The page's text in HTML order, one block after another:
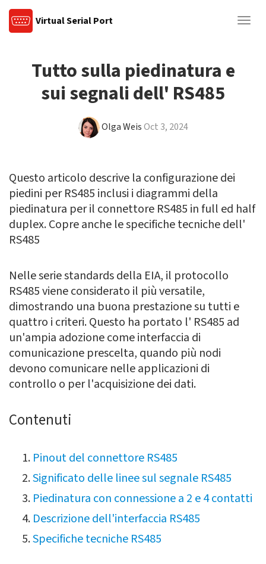
Virtual Serial Port
Tutto sulla piedinatura e
sui segnali dell' RS485
Olga WeisOct 3, 2024
Questo articolo descrive la configurazione dei
piedini per RS485 inclusi i diagrammi della
piedinatura per il connettore RS485 in full ed half
duplex. Copre anche le specifiche tecniche dell'
RS485
Nelle serie standards della EIA, il protocollo
RS485 viene considerato il più versatile,
dimostrando una buona prestazione su tutti e
quattro i criteri. Questo ha portato l' RS485 ad
un'ampia adozione come interfaccia di
comunicazione prescelta, quando più nodi
devono comunicare nelle applicazioni di
controllo o per l'acquisizione dei dati.
Contenuti
Pinout del connettore RS485
Significato delle linee sul segnale RS485
Piedinatura con connessione a 2 e 4 contatti
Descrizione dell'interfaccia RS485
Specifiche tecniche RS485